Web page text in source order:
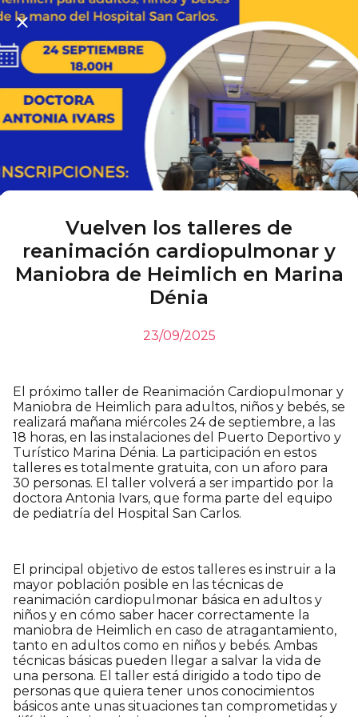
Vuelven los talleres de
reanimación cardiopulmonar y
Maniobra de Heimlich en Marina
Dénia
23/09/2025
El próximo taller de Reanimación Cardiopulmonar y
Maniobra de Heimlich para adultos, niños y bebés, se
realizará mañana miércoles 24 de septiembre, a las
18 horas, en las instalaciones del Puerto Deportivo y
Turístico Marina Dénia. La participación en estos
talleres es totalmente gratuita, con un aforo para
30 personas. El taller volverá a ser impartido por la
doctora Antonia Ivars, que forma parte del equipo
de pediatría del Hospital San Carlos.
El principal objetivo de estos talleres es instruir a la
mayor población posible en las técnicas de
reanimación cardiopulmonar básica en adultos y
niños y en cómo saber hacer correctamente la
maniobra de Heimlich en caso de atragantamiento,
tanto en adultos como en niños y bebés. Ambas
técnicas básicas pueden llegar a salvar la vida de
una persona. El taller está dirigido a todo tipo de
personas que quiera tener unos conocimientos
básicos ante unas situaciones tan comprometidas y